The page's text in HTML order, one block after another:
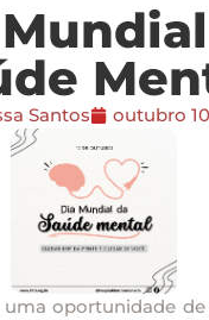
Santos outubro
oportunidade